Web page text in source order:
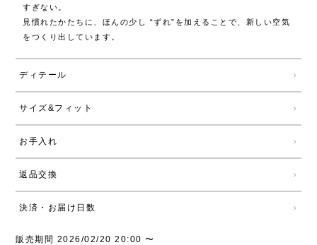
すぎない。
見慣れたかたちに、ほんの少し “ずれ”を加えることで、新しい空気
をつくり出しています。
ディテール
サイズ&フィット
お手入れ
返品交換
決済・お届け日数
販売期間 2026/02/20 20:00〜